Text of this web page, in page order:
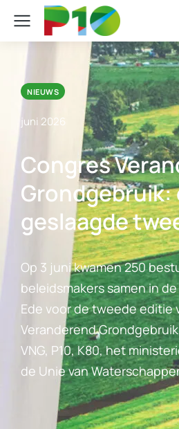
NIEUWS
juni 2026
Congres
Grondgebruik:
geslaagde
Op 3 juni kwamen 250
beleidsmakers samen in
Ede voor de tweede editie
Veranderend
VNG, P10, K80, het
de Unie van